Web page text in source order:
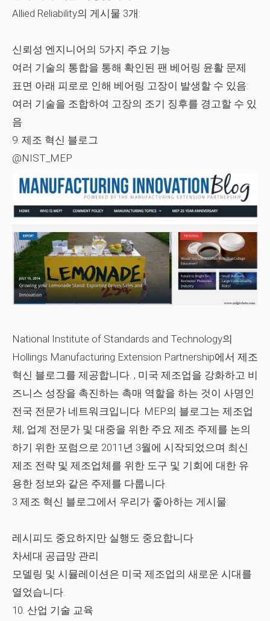
Allied Reliability의 게시물 3개:
신뢰성 엔지니어의 5가지 주요 기능
여러 기술의 통합을 통해 확인된 팬 베어링 윤활 문제
표면 아래 피로로 인해 베어링 고장이 발생할 수 있음:
여러 기술을 조합하여 고장의 조기 징후를 경고할 수 있
음
9. 제조 혁신 블로그
@NIST_MEP
National Institute of Standards and Technology의
Hollings Manufacturing Extension Partnership에서 제조
혁신 블로그를 제공합니다. , 미국 제조업을 강화하고 비
즈니스 성장을 촉진하는 촉매 역할을 하는 것이 사명인
전국 전문가 네트워크입니다. MEP의 블로그는 제조업
체, 업계 전문가 및 대중을 위한 주요 제조 주제를 논의
하기 위한 포럼으로 2011년 3월에 시작되었으며 최신
제조 전략 및 제조업체를 위한 도구 및 기회에 대한 유
용한 정보와 같은 주제를 다룹니다.
3 제조 혁신 블로그에서 우리가 좋아하는 게시물:
레시피도 중요하지만 실행도 중요합니다
차세대 공급망 관리
모델링 및 시뮬레이션은 미국 제조업의 새로운 시대를
열었습니다.
10. 산업 기술 교육